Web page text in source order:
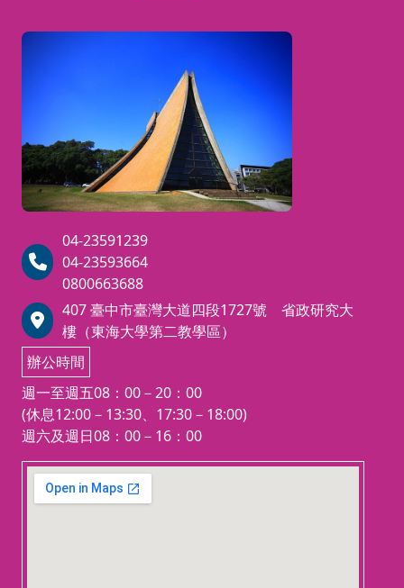
3.由於家長與孩童同時有共同學習
摩與溝通，而家長更可藉 以提早
瞭解孩童的學習傾向與能力
機會，培養彼此之間的親密關係與
04-23591239
04-23593664
0800663688
407 臺中市臺灣大道四段1727號 省政研究大
樓（東海大學第二教學區）
辦公時間
週一至週五08：00－20：00
(休息12:00－13:30、17:30－18:00)
週六及週日08：00－16：00
123 movies
embedgooglemap.net